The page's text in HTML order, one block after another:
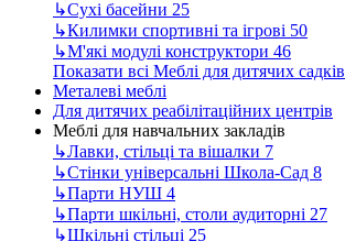
↳Сухі басейни 25
↳Килимки спортивні та ігрові 50
↳М'які модулі конструктори 46
Показати всі Меблі для дитячих садків
Металеві меблі
Для дитячих реабілітаційних центрів
Меблі для навчальних закладів
↳Лавки, стільці та вішалки 7
↳Стінки універсальні Школа-Сад 8
↳Парти НУШ 4
↳Парти шкільні, столи аудиторні 27
↳Шкільні стільці 25